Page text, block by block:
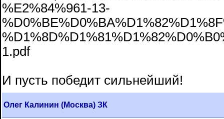
%E2%84%961-13-
1.pdf
И пусть победит сильнейший!
Олег Калинин (Москва) ЗК